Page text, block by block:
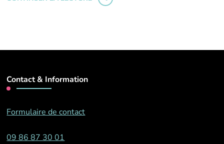
Contact & Information
Formulaire de contact
09 86 87 30 01